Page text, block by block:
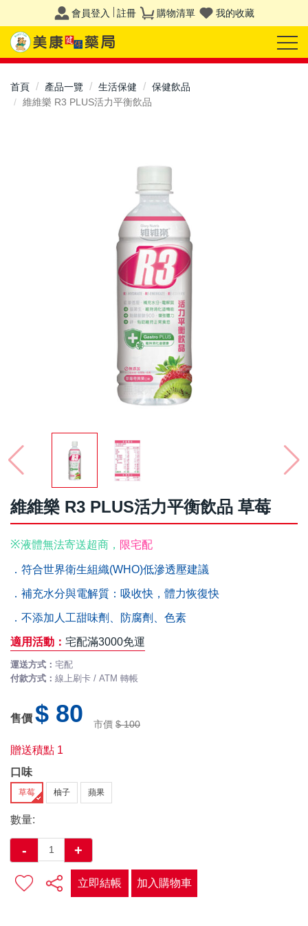
會員登入 註冊 購物清單 我的收藏
首頁 產品一覽 生活保健
保健飲品
維維樂 R3 PLUS活力平衡飲品
維維樂 R3 PLUS活力平衡飲品 草莓
※液體無法寄送超商， 限宅配
．符合世界衛生組織(WHO)低滲透壓建議
．補充水分與電解質：吸收快，體力恢復快
．不添加人工甜味劑、防腐劑、色素
適用活動： 宅配滿3000免運
運送方式： 宅配
付款方式： 線上刷卡 / ATM 轉帳
售價 $ 80 市價 $ 100
贈送積點 1
口味
草莓 柚子 蘋果
數量:
- +
立即結帳 加入購物車